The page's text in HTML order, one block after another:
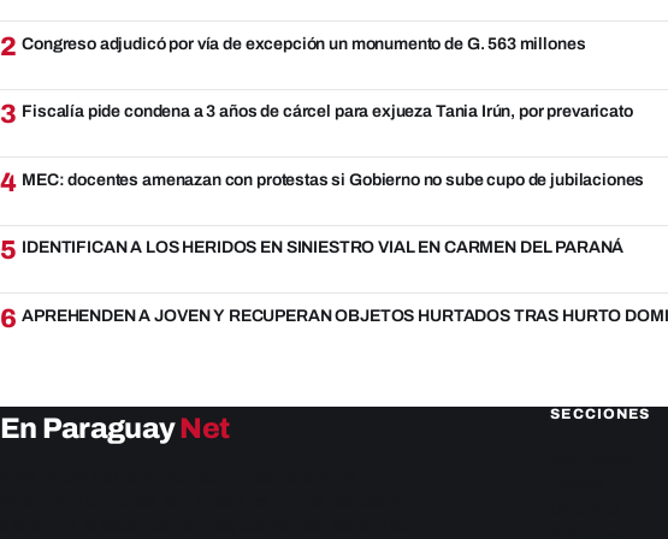
2 Congreso adjudicó por vía de excepción un monumento de G. 563 millones
3 Fiscalía pide condena a 3 años de cárcel para exjueza Tania Irún, por prevaricato
4 MEC: docentes amenazan con protestas si Gobierno no sube cupo de jubilaciones
5 IDENTIFICAN A LOS HERIDOS EN SINIESTRO VIAL EN CARMEN DEL PARANÁ
6 APREHENDEN A JOVEN Y RECUPERAN OBJETOS HURTADOS TRAS HURTO
En ParaguayNet SECCIONES